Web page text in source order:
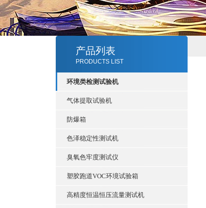
产品列表
PRODUCTS LIST
环境类检测试验机
气体提取试验机
防爆箱
色泽稳定性测试机
臭氧色牢度测试仪
塑胶跑道VOC环境试验箱
高精度恒温恒压流量测试机